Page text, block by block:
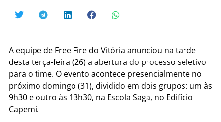
A equipe de Free Fire do Vitória anunciou na tarde
desta terça-feira (26) a abertura do processo seletivo
para o time. O evento acontece presencialmente no
próximo domingo (31), dividido em dois grupos: um às
9h30 e outro às 13h30, na Escola Saga, no Edifício
Capemi.